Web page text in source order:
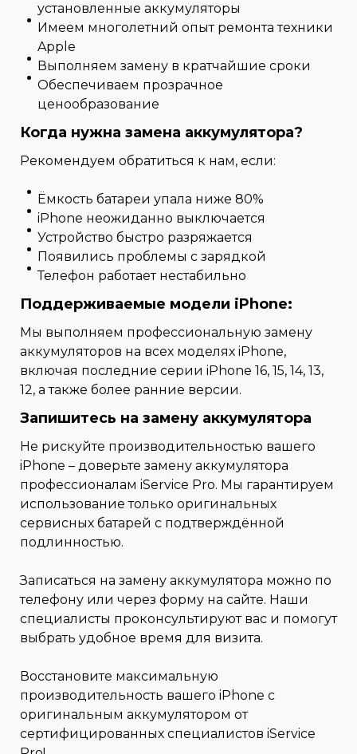
установленные аккумуляторы
Имеем многолетний опыт ремонта техники
Apple
Выполняем замену в кратчайшие сроки
Обеспечиваем прозрачное
ценообразование
Когда нужна замена аккумулятора?
Рекомендуем обратиться к нам, если:
Ёмкость батареи упала ниже 80%
iPhone неожиданно выключается
Устройство быстро разряжается
Появились проблемы с зарядкой
Телефон работает нестабильно
Поддерживаемые модели iPhone:
Мы выполняем профессиональную замену
аккумуляторов на всех моделях iPhone,
включая последние серии iPhone 16, 15, 14, 13,
12, а также более ранние версии.
Запишитесь на замену аккумулятора
Не рискуйте производительностью вашего
iPhone – доверьте замену аккумулятора
профессионалам iService Pro. Мы гарантируем
использование только оригинальных
сервисных батарей с подтверждённой
подлинностью.
Записаться на замену аккумулятора можно по
телефону или через форму на сайте. Наши
специалисты проконсультируют вас и помогут
выбрать удобное время для визита.
Восстановите максимальную
производительность вашего iPhone с
оригинальным аккумулятором от
сертифицированных специалистов iService